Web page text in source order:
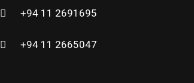
+94 11 2691695
+94 11 2665047